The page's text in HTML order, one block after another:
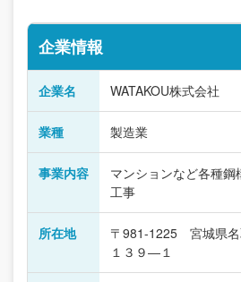
企業情報
企業名 WATAKOU株式会社
業種 製造業
事業内容
マンションなど各種
工事
所在地
〒981-1225 宮城県名
１３９―１